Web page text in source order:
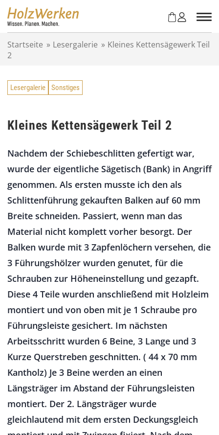
Startseite » Lesergalerie » Kleines Kettensägewerk Teil
2
Lesergalerie Sonstiges
Kleines Kettensägewerk Teil 2
Nachdem der Schiebeschlitten gefertigt war,
wurde der eigentliche Sägetisch (Bank) in Angriff
genommen. Als ersten musste ich den als
Schlittenführung gekauften Balken auf 60 mm
Breite schneiden. Passiert, wenn man das
Material nicht komplett vorher besorgt. Der
Balken wurde mit 3 Zapfenlöchern versehen, die
3 Führungshölzer wurden genutet, für die
Schrauben zur Höheneinstellung und gezapft.
Diese 4 Teile wurden anschließend mit Holzleim
montiert und von oben mit je 1 Schraube pro
Führungsleiste gesichert. Im nächsten
Arbeitsschritt wurden 6 Beine, 3 Lange und 3
Kurze Querstreben geschnitten. ( 44 x 70 mm
Kantholz) Je 3 Beine werden an einen
Längsträger im Abstand der Führungsleisten
montiert. Der 2. Längsträger wurde
gleichlautend mit dem ersten Deckungsgleich